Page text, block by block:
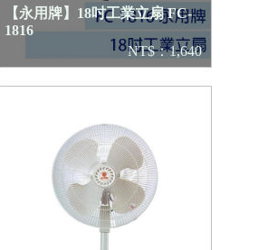
【永用牌】18吋工業立扇 FC-
1816
NT$：1,640